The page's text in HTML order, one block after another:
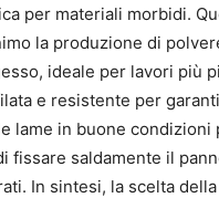
per materiali morbidi.
la produzione di
ideale per lavori più
e resistente per
lame in buone
fissare saldamente il
In sintesi, la scelta